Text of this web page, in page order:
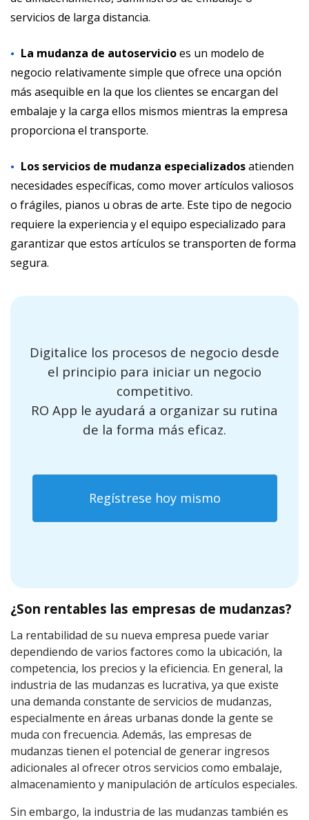
servicios de larga distancia.
La mudanza de autoservicioes un modelo de
negocio relativamente simple que ofrece una opción
más asequible en la que los clientes se encargan del
embalaje y la carga ellos mismos mientras la empresa
proporciona el transporte.
Los servicios de mudanza especializadosatienden
necesidades específicas, como mover artículos valiosos
o frágiles, pianos u obras de arte. Este tipo de negocio
requiere la experiencia y el equipo especializado para
garantizar que estos artículos se transporten de forma
segura.
Digitalice los procesos de negocio desde
el principio para iniciar un negocio
competitivo.
RO App le ayudará a organizar su rutina
de la forma más eficaz.
Regístrese hoy mismo
¿Son rentables las empresas de mudanzas?
La rentabilidad de su nueva empresa puede variar
dependiendo de varios factores como la ubicación, la
competencia, los precios y la eficiencia. En general, la
industria de las mudanzas es lucrativa, ya que existe
una demanda constante de servicios de mudanzas,
especialmente en áreas urbanas donde la gente se
muda con frecuencia. Además, las empresas de
mudanzas tienen el potencial de generar ingresos
adicionales al ofrecer otros servicios como embalaje,
almacenamiento y manipulación de artículos especiales.
Sin embargo, la industria de las mudanzas también es